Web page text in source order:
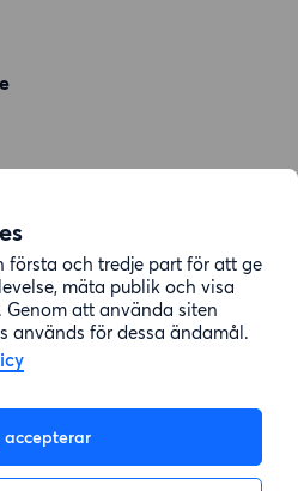
första och tredje part för att ge
mäta publik och visa
att använda siten
används för dessa ändamål.
accepterar